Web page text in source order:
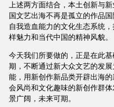
上述两方面结合，本土创新与
国文艺出海不再是孤立的作品
自我造血能力的文化生态系统
样魅力和当代中国的精神风貌。
今天我们所要做的，正是在此
期，不断通过新大众文艺的发
能，用新创作新品类开辟出海
会风尚和文化趣味的新创作群
景广阔，未来可期。